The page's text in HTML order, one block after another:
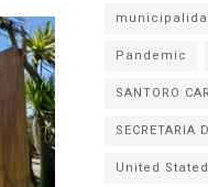
Pandemic
SANTORO
SECRETARIA
United Stated